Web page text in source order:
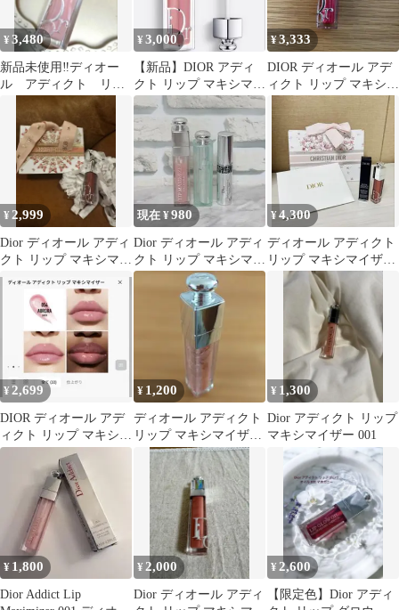
¥3,480
新品未使用‼️ディオー
ル アディクト リッ
プ マキシマイザー
¥3,000
【新品】DIOR アディ
クト リップ マキシマイ
ザー056
¥3,333
DIOR ディオール アデ
ィクト リップ マキシマ
¥ 2,999
Dior ディオール アディ
クト リップ マキシマイ
ザー
現在 ¥980
Dior ディオール アディ
クト リップ マキシマイ
ザー 001 マスカラ 下地
¥4,300
ディオール アディクト
リップ マキシマイザー
083限定色 新品
¥2,699
DIOR ディオール アデ
ィクト リップ マキシマ
イザー 054オーロラ
¥ 1,200
ディオール アディクト
リップ マキシマイザー
105 コッパーゴールド
¥ 1,300
Dior アディクト リップ
マキシマイザー 001
¥ 1,800
Dior Addict Lip
¥ 2,000
Dior ディオール アディ
¥ 2,600
【限定色】Dior アディ